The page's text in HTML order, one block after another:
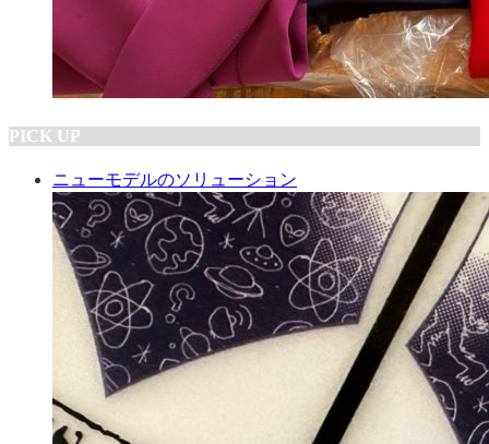
PICK UP
ニューモデルのソリューション